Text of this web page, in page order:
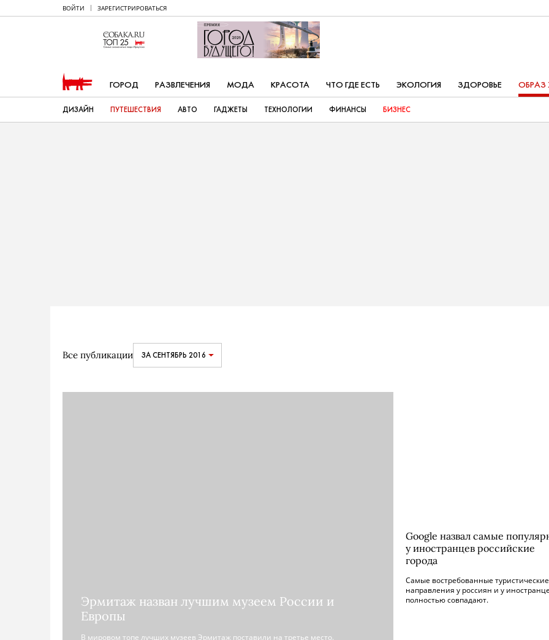
ВОЙТИ ЗАРЕГИСТРИРОВАТЬСЯ
ГОРОД РАЗВЛЕЧЕНИЯ МОДА КРАСОТА ЧТО ГДЕ ЕСТЬ ЭКОЛОГИЯ ЗДОРОВЬЕ
ДИЗАЙН ПУТЕШЕСТВИЯ АВТО ГАДЖЕТЫ ТЕХНОЛОГИИ ФИНАНСЫ БИЗНЕС
Все публикации ЗА СЕНТЯБРЬ 2016
Эрмитаж назван лучшим музеем России и
Европы
В мировом топе лучших музеев Эрмитаж поставили на третье место.
Google назвал самые
у иностранцев российские
города
Самые востребованные туристические
направления у россиян и у
полностью совпадают.